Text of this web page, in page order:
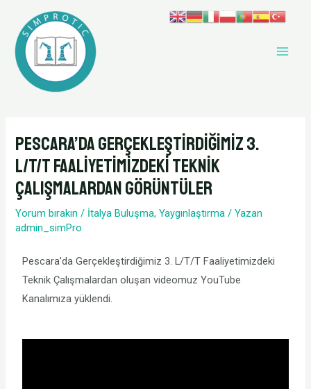
Pescara’da Gerçekleştirdiğimiz 3.
L/T/T Faaliyetimizdeki Teknik
Çalışmalardan Görüntüler
Yorum bırakın / İtalya Buluşma,Yaygınlaştırma / Yazan
admin_simPro
Pescara’da Gerçekleştirdiğimiz 3. L/T/T Faaliyetimizdeki
Teknik Çalışmalardan oluşan videomuz YouTube
Kanalımıza yüklendi.